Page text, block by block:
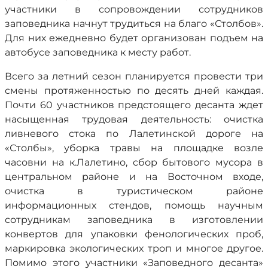
участники в сопровождении сотрудников
заповедника начнут трудиться на благо «Столбов».
Для них ежедневно будет организован подъем на
автобусе заповедника к месту работ.
Всего за летний сезон планируется провести три
смены протяженностью по десять дней каждая.
Почти 60 участников предстоящего десанта ждет
насыщенная трудовая деятельность: очистка
ливневого стока по Лалетинской дороге на
«Столбы», уборка травы на площадке возле
часовни на к.Лалетино, сбор бытового мусора в
центральном районе и на Восточном входе,
очистка в туристическом районе
информационных стендов, помощь научным
сотрудникам заповедника в изготовлении
конвертов для упаковки фенологических проб,
маркировка экологических троп и многое другое.
Помимо этого участники «Заповедного десанта»